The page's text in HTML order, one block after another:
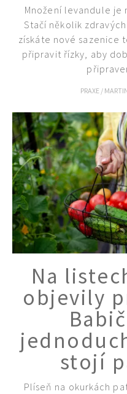
Množení levandule je
Stačí několik
získáte nové sazenice
připravit řízky, aby
PRAXE /
Na
objevily
stojí
Plíseň na okurkách